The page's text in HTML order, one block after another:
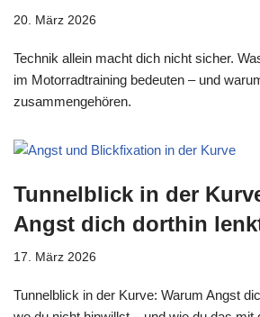
20. März 2026
Technik allein macht dich nicht sicher.
im Motorradtraining bedeuten – und
zusammengehören.
Tunnelblick in der
Angst dich dorthin
17. März 2026
Tunnelblick in der Kurve: Warum Angst